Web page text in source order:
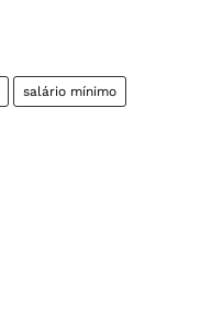
salário mínimo